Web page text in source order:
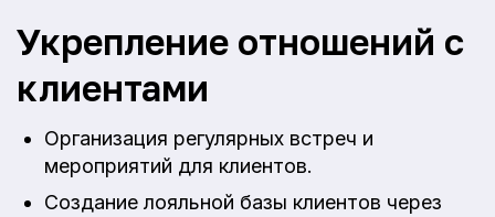
Укрепление отношений с
клиентами
Организация регулярных встреч и
мероприятий для клиентов.
Создание лояльной базы клиентов через